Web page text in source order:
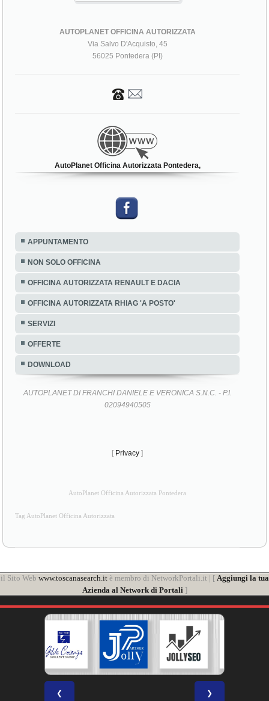
AUTOPLANET OFFICINA AUTORIZZATA
Via Salvo D'Acquisto, 45
56025 Pontedera (PI)
AutoPlanet Officina Autorizzata Pontedera,
APPUNTAMENTO
NON SOLO OFFICINA
OFFICINA AUTORIZZATA RENAULT E DACIA
OFFICINA AUTORIZZATA RHIAG 'A POSTO'
SERVIZI
OFFERTE
DOWNLOAD
AUTOPLANET DI FRANCHI DANIELE E VERONICA S.N.C. - P.I.
02094940505
[ Privacy ]
AutoPlanet Officina Autorizzata Pontedera
Tag AutoPlanet Officina Autorizzata
il Sito Web www.toscanasearch.itè membro di NetworkPortali.it | [ Aggiungi la tua
Azienda al Network di Portali ]
❮ ❯